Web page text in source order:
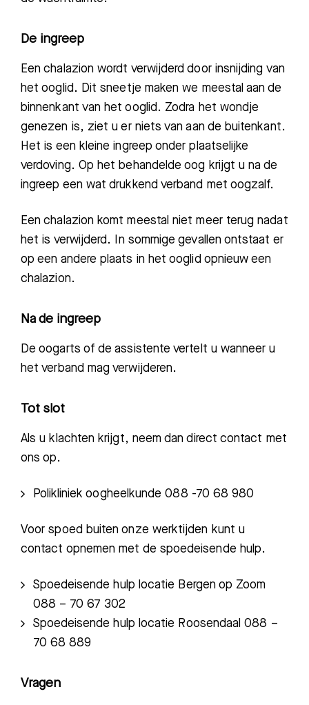
Zoeken
Meest gezocht:
Afspraak maken
De ingreep
Een chalazion wordt verwijderd door insnijding van
het ooglid. Dit sneetje maken we meestal aan de
binnenkant van het ooglid. Zodra het wondje
genezen is, ziet u er niets van aan de buitenkant.
Het is een kleine ingreep onder plaatselijke
verdoving. Op het behandelde oog krijgt u na de
ingreep een wat drukkend verband met oogzalf.
Een chalazion komt meestal niet meer terug nadat
het is verwijderd. In sommige gevallen ontstaat er
op een andere plaats in het ooglid opnieuw een
chalazion.
Na de ingreep
De oogarts of de assistente vertelt u wanneer u
het verband mag verwijderen.
Tot slot
Als u klachten krijgt, neem dan direct contact met
ons op.
Polikliniek oogheelkunde 088 -70 68 980
Voor spoed buiten onze werktijden kunt u
contact opnemen met de spoedeisende hulp.
Spoedeisende hulp locatie Bergen op Zoom
088 – 70 67 302
Spoedeisende hulp locatie Roosendaal 088 –
70 68 889
Vragen